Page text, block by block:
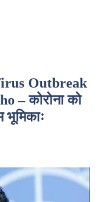
Outbreak
– कोरोना को